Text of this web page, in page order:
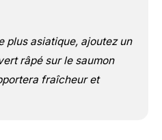
plus asiatique, ajoutez un
râpé sur le saumon
fraîcheur et